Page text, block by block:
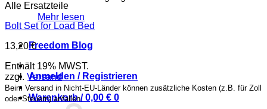
Mehr lesen
Freedom Blog
Anmelden / Registrieren
Warenkorb /0,00 € 0
Alle Ersatzteile
Bolt Set for Load Bed
13,20€
Enthält 19% MWST.
zzgl. Versand
Beim Versand in Nicht-EU-Länder können zusätzliche Kosten (z.B. für Zoll
oder Steuern) anfallen.